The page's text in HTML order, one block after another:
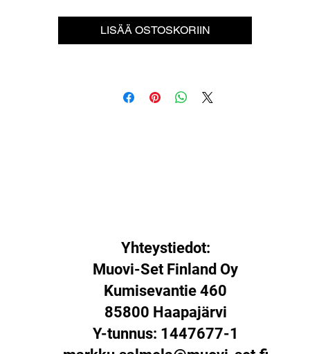
LISÄÄ OSTOSKORIIN
Yhteystiedot:
Muovi-Set Finland Oy
Kumisevantie 460
85800 Haapajärvi
Y-tunnus: 1447677-1